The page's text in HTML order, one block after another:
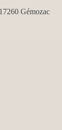
Gémozac